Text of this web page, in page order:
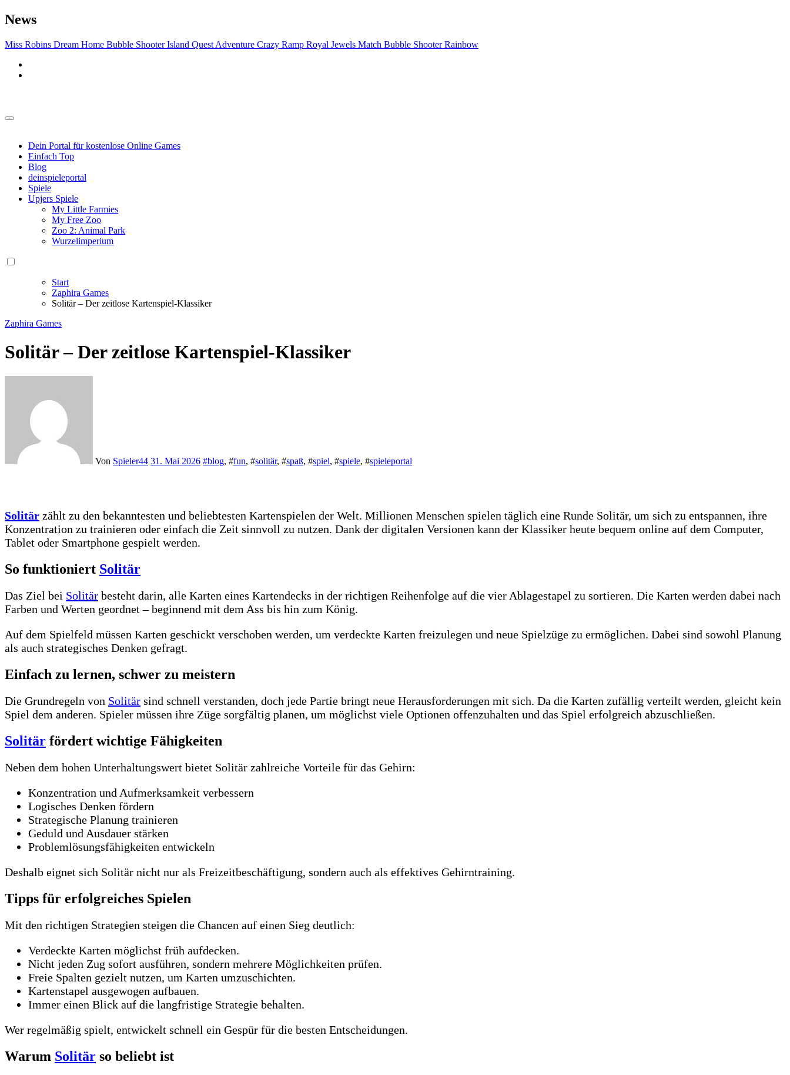
Zu
Inhalten
News
Miss Robins Dream Home Bubble Shooter Island Quest Adventure Crazy Ramp Royal Jewels Match Bubble Shooter Rainbow
Dein Portal für kostenlose Online Games
Einfach Top
Blog
deinspieleportal
Spiele
Upjers Spiele
My Little Farmies
My Free Zoo
Zoo 2: Animal Park
Wurzelimperium
Start
Zaphira Games
Solitär – Der zeitlose Kartenspiel-Klassiker
Zaphira Games
Solitär – Der zeitlose Kartenspiel-Klassiker
Von Spieler44 31. Mai 2026 #blog, #fun, #solitär, #spaß, #spiel, #spiele, #spieleportal
Solitär zählt zu den bekanntesten und beliebtesten Kartenspielen der Welt. Millionen Menschen spielen täglich eine Runde Solitär, um sich zu entspannen, ihre
Konzentration zu trainieren oder einfach die Zeit sinnvoll zu nutzen. Dank der digitalen Versionen kann der Klassiker heute bequem online auf dem Computer,
Tablet oder Smartphone gespielt werden.
So funktioniert Solitär
Das Ziel bei Solitär besteht darin, alle Karten eines Kartendecks in der richtigen Reihenfolge auf die vier Ablagestapel zu sortieren. Die Karten werden dabei nach
Farben und Werten geordnet – beginnend mit dem Ass bis hin zum König.
Auf dem Spielfeld müssen Karten geschickt verschoben werden, um verdeckte Karten freizulegen und neue Spielzüge zu ermöglichen. Dabei sind sowohl Planung
als auch strategisches Denken gefragt.
Einfach zu lernen, schwer zu meistern
Die Grundregeln von Solitär sind schnell verstanden, doch jede Partie bringt neue Herausforderungen mit sich. Da die Karten zufällig verteilt werden, gleicht kein
Spiel dem anderen. Spieler müssen ihre Züge sorgfältig planen, um möglichst viele Optionen offenzuhalten und das Spiel erfolgreich abzuschließen.
Solitär fördert wichtige Fähigkeiten
Neben dem hohen Unterhaltungswert bietet Solitär zahlreiche Vorteile für das Gehirn:
Konzentration und Aufmerksamkeit verbessern
Logisches Denken fördern
Strategische Planung trainieren
Geduld und Ausdauer stärken
Problemlösungsfähigkeiten entwickeln
Deshalb eignet sich Solitär nicht nur als Freizeitbeschäftigung, sondern auch als effektives Gehirntraining.
Tipps für erfolgreiches Spielen
Mit den richtigen Strategien steigen die Chancen auf einen Sieg deutlich:
Verdeckte Karten möglichst früh aufdecken.
Nicht jeden Zug sofort ausführen, sondern mehrere Möglichkeiten prüfen.
Freie Spalten gezielt nutzen, um Karten umzuschichten.
Kartenstapel ausgewogen aufbauen.
Immer einen Blick auf die langfristige Strategie behalten.
Wer regelmäßig spielt, entwickelt schnell ein Gespür für die besten Entscheidungen.
Warum Solitär so beliebt ist